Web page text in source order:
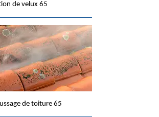
de velux 65
de toiture 65